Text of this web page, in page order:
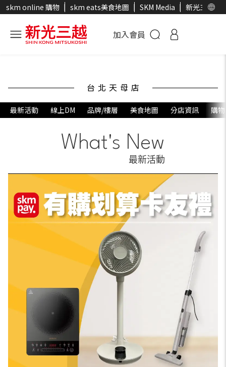
skm online 購物 skm eats美食地圖 SKM Media 新光三越官
加入會員
台北天母店
最新活動 線上DM 品牌/樓層 美食地圖 分店資訊 購
What's New
最新活動